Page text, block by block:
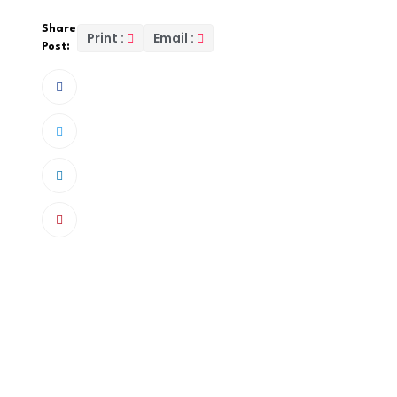
Share
Post:
Print : Email :